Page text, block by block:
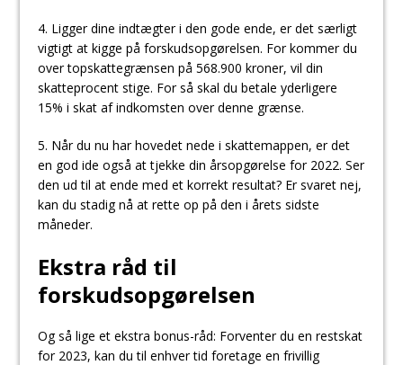
4. Ligger dine indtægter i den gode ende, er det særligt
vigtigt at kigge på forskudsopgørelsen. For kommer du
over topskattegrænsen på 568.900 kroner, vil din
skatteprocent stige. For så skal du betale yderligere
15% i skat af indkomsten over denne grænse.
5. Når du nu har hovedet nede i skattemappen, er det
en god ide også at tjekke din årsopgørelse for 2022. Ser
den ud til at ende med et korrekt resultat? Er svaret nej,
kan du stadig nå at rette op på den i årets sidste
måneder.
Ekstra råd til
forskudsopgørelsen
Og så lige et ekstra bonus-råd: Forventer du en restskat
for 2023, kan du til enhver tid foretage en frivillig